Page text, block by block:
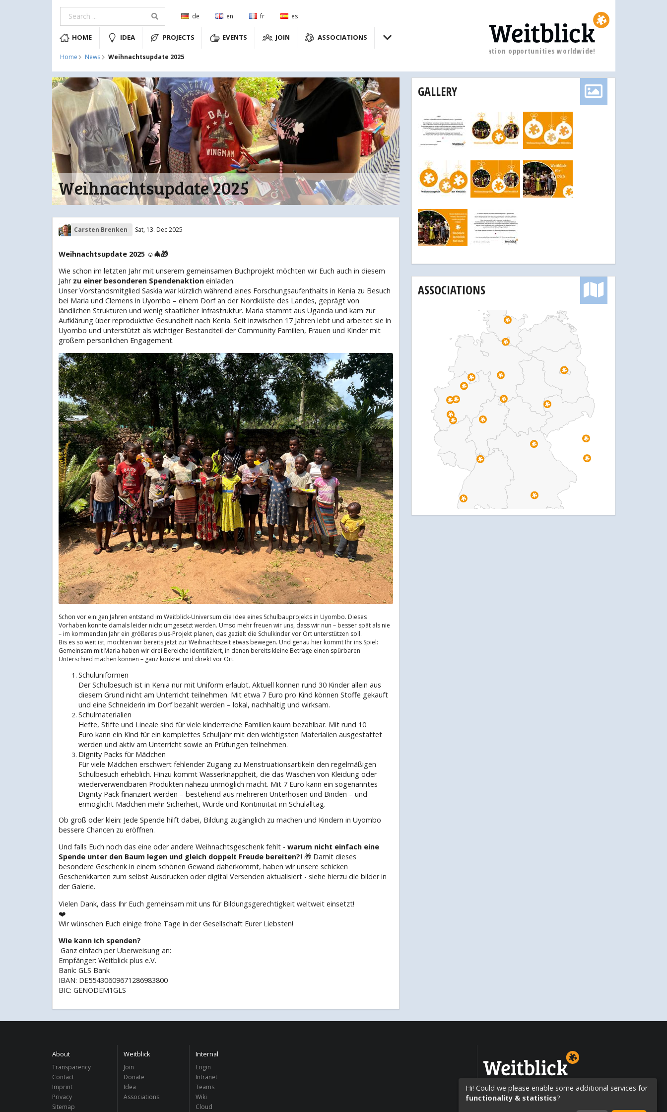
de en fr es
HOME IDEA PROJECTS EVENTS JOIN ASSOCIATIONS
Home News Weihnachtsupdate 2025
Education opportunities worldwide!
Weihnachtsupdate 2025
Carsten Brenken Sat, 13. Dec 2025
Weihnachtsupdate 2025 ☺️🎄🎁
Wie schon im letzten Jahr mit unserem gemeinsamen Buchprojekt möchten wir Euch auch in diesem
Jahr zu einer besonderen Spendenaktioneinladen.
Unser Vorstandsmitglied Saskia war kürzlich während eines Forschungsaufenthalts in Kenia zu Besuch
bei Maria und Clemens in Uyombo – einem Dorf an der Nordküste des Landes, geprägt von
ländlichen Strukturen und wenig staatlicher Infrastruktur. Maria stammt aus Uganda und kam zur
Aufklärung über reproduktive Gesundheit nach Kenia. Seit inzwischen 17 Jahren lebt und arbeitet sie in
Uyombo und unterstützt als wichtiger Bestandteil der Community Familien, Frauen und Kinder mit
großem persönlichen Engagement.
Schon vor einigen Jahren entstand im Weitblick-Universum die Idee eines Schulbauprojekts in Uyombo. Dieses
Vorhaben konnte damals leider nicht umgesetzt werden. Umso mehr freuen wir uns, dass wir nun – besser spät als nie
– im kommenden Jahr ein größeres plus-Projekt planen, das gezielt die Schulkinder vor Ort unterstützen soll.
Bis es so weit ist, möchten wir bereits jetzt zur Weihnachtszeit etwas bewegen. Und genau hier kommt Ihr ins Spiel:
Gemeinsam mit Maria haben wir drei Bereiche identifiziert, in denen bereits kleine Beträge einen spürbaren
Unterschied machen können – ganz konkret und direkt vor Ort.
Schuluniformen
Der Schulbesuch ist in Kenia nur mit Uniform erlaubt. Aktuell können rund 30 Kinder allein aus
diesem Grund nicht am Unterricht teilnehmen. Mit etwa 7 Euro pro Kind können Stoffe gekauft
und eine Schneiderin im Dorf bezahlt werden – lokal, nachhaltig und wirksam.
Schulmaterialien
Hefte, Stifte und Lineale sind für viele kinderreiche Familien kaum bezahlbar. Mit rund 10
Euro kann ein Kind für ein komplettes Schuljahr mit den wichtigsten Materialien ausgestattet
werden und aktiv am Unterricht sowie an Prüfungen teilnehmen.
Dignity Packs für Mädchen
Für viele Mädchen erschwert fehlender Zugang zu Menstruationsartikeln den regelmäßigen
Schulbesuch erheblich. Hinzu kommt Wasserknappheit, die das Waschen von Kleidung oder
wiederverwendbaren Produkten nahezu unmöglich macht. Mit 7 Euro kann ein sogenanntes
Dignity Pack finanziert werden – bestehend aus mehreren Unterhosen und Binden – und
ermöglicht Mädchen mehr Sicherheit, Würde und Kontinuität im Schulalltag.
Ob groß oder klein: Jede Spende hilft dabei, Bildung zugänglich zu machen und Kindern in Uyombo
bessere Chancen zu eröffnen.
Und falls Euch noch das eine oder andere Weihnachtsgeschenk fehlt - warum nicht einfach eine
Spende unter den Baum legen und gleich doppelt Freude bereiten?!🎁 Damit dieses
besondere Geschenk in einem schönen Gewand daherkommt, haben wir unsere schicken
Geschenkkarten zum selbst Ausdrucken oder digital Versenden aktualisiert - siehe hierzu die bilder in
der Galerie.
Vielen Dank, dass Ihr Euch gemeinsam mit uns für Bildungsgerechtigkeit weltweit einsetzt!
❤️
Wir wünschen Euch einige frohe Tage in der Gesellschaft Eurer Liebsten!
Wie kann ich spenden?
Ganz einfach per Überweisung an:
Empfänger: Weitblick plus e.V.
Bank: GLS Bank
IBAN: DE55430609671286983800
BIC: GENODEM1GLS
GALLERY
ASSOCIATIONS
About
Transparency
Contact
Imprint
Privacy
Sitemap
Weitblick
Join
Donate
Idea
Associations
Internal
Login
Intranet
Teams
Wiki
Cloud
Hi! Could we please enable some additional services for
functionality & statistics?